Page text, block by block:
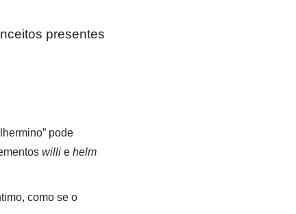
presentes
pode
willie helm
como se o